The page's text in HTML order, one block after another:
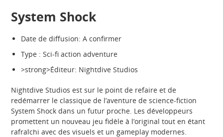
System Shock
Date de diffusion: A confirmer
Type : Sci-fi action adventure
>strong>Éditeur: Nightdive Studios
Nightdive Studios est sur le point de refaire et de
redémarrer le classique de l’aventure de science-fiction
System Shock dans un futur proche. Les développeurs
promettent un nouveau jeu fidèle à l’original tout en étant
rafraîchi avec des visuels et un gameplay modernes.